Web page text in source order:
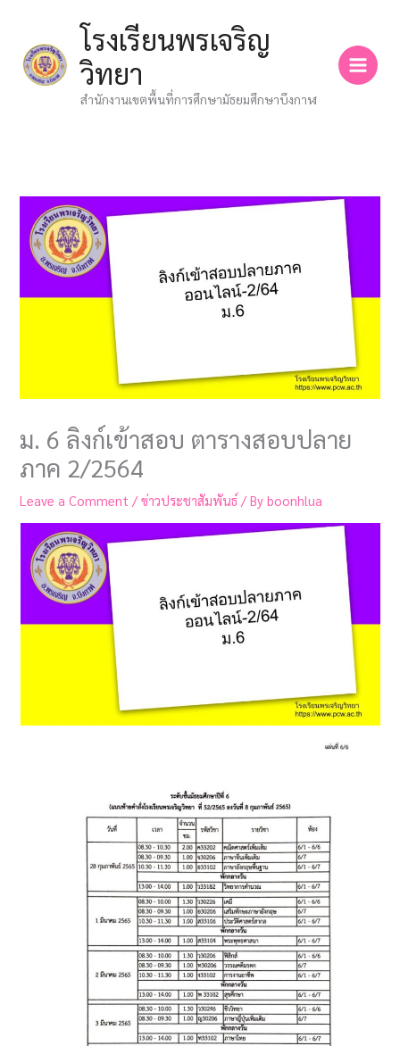
content
โรงเรียนพรเจริญ
วิทยา
สำนักงานเขตพื้นที่การศึกษามัธยมศึกษาบึงกาฬ
ม. 6 ลิงก์เข้าสอบ ตารางสอบปลาย
ภาค 2/2564
Leave a Comment /ข่าวประชาสัมพันธ์ / Byboonhlua